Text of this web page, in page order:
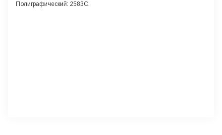
Полиграфический: 2583С.